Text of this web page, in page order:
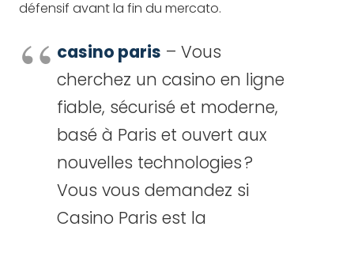
défensif avant la fin du mercato.
casino paris – Vous
cherchez un casino en ligne
fiable, sécurisé et moderne,
basé à Paris et ouvert aux
nouvelles technologies ?
Vous vous demandez si
Casino Paris est la